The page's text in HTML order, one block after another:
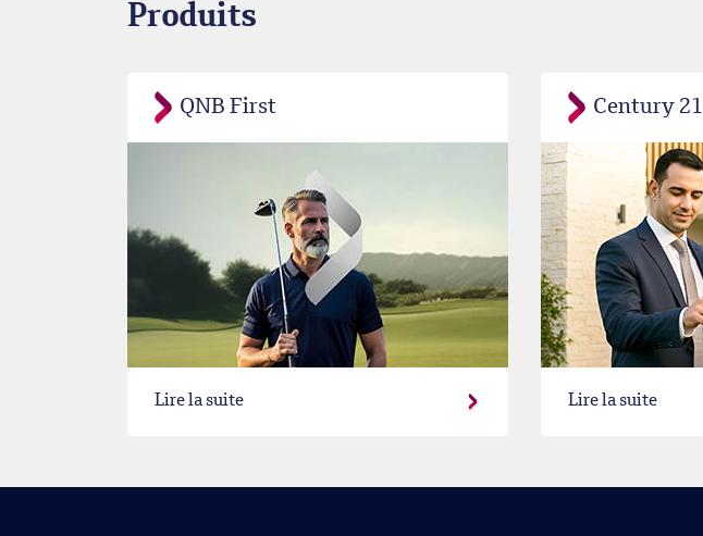
Produits
QNB First
Lire la suite
Century 21
Lire la suite